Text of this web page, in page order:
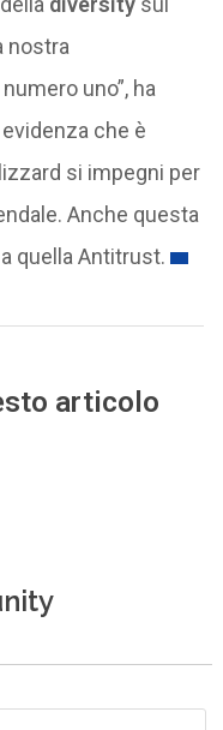
nostra
uno”, ha
che è
si impegni per
Anche questa
quella Antitrust.
articolo